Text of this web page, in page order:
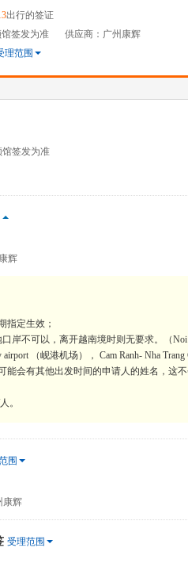
出行的签证
签发为准
供应商：广州康辉
理范围
馆签发为准
辉
指定生效；
不可以，离开越南境时则无要求。（Noi
（岘港机场）， Cam Ranh- Nha
会有其他出发时间的申请人的姓名，这
。
围
康辉
受理范围